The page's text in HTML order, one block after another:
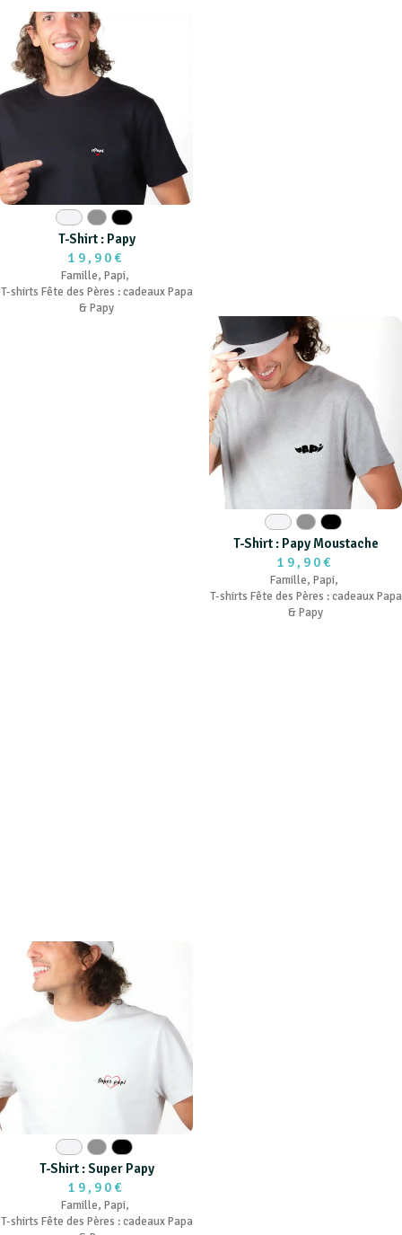
Blanc Gris Noir
T-Shirt : Papy
19,90€
Famille, Papi,
T-shirts Fête des Pères : cadeaux Papa
& Papy
Blanc Gris Noir
T-Shirt : Papy Moustache
19,90€
Famille, Papi,
T-shirts Fête des Pères : cadeaux Papa
& Papy
Blanc Gris Noir
T-Shirt : Super Papy
19,90€
Famille, Papi,
T-shirts Fête des Pères : cadeaux Papa